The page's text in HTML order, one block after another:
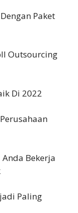
Paket
Outsourcing
Di 2022
Bekerja
Paling